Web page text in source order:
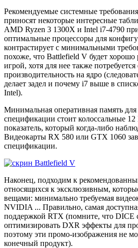
Рекомендуемые системные
приносят некоторые интересные
AMD Ryzen 3 1300X и Intel i7-4790
оптимальные процессоры для
контрастирует с минимальными
похоже, что Battlefield V будет хорошо
игрой, хотя для нее также потребуется
производительность на ядро
делает задел и почему i7 выше в
Intel).
Минимальная оперативная память
спецификации стоит колоссальные
показатель, который когда-либо
Видеокарты RX 580 или GTX 1060
спецификации.
Наконец, подходим к
относящихся к эксклюзивным,
вещами: минимально требуемая
NVIDIA ... Правильно, самая
поддержкой RTX (помните, что DICE
оптимизировать DXR эффекты для
поэтому эти промо-изображения не
конечный продукт).